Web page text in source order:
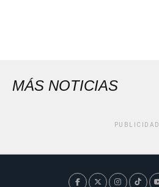
MÁS NOTICIAS
PUBLICIDAD